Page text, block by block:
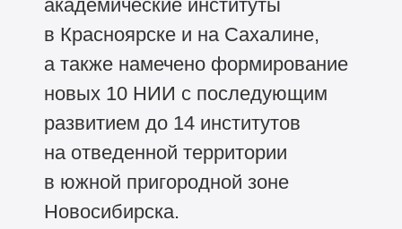
академические институты
в Красноярске и на Сахалине,
а также намечено формирование
новых 10 НИИ с последующим
развитием до 14 институтов
на отведенной территории
в южной пригородной зоне
Новосибирска.